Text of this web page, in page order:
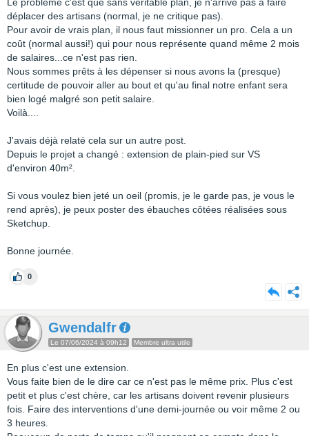
déplacer des artisans (normal, je ne critique pas).
Pour avoir de vrais plan, il nous faut missionner un pro. Cela a un
coût (normal aussi!) qui pour nous représente quand même 2 mois
de salaires...ce n'est pas rien.
Nous sommes prêts à les dépenser si nous avons la (presque)
certitude de pouvoir aller au bout et qu'au final notre enfant sera
bien logé malgré son petit salaire.
Voilà....
J'avais déjà relaté cela sur un autre post.
Depuis le projet a changé : extension de plain-pied sur VS
d'environ 40m².
Si vous voulez bien jeté un oeil (promis, je le garde pas, je vous le
rend après), je peux poster des ébauches côtées réalisées sous
Sketchup.
Bonne journée.
0
Gwendalfr
Le 07/06/2024 à 09h12 Membre ultra utile
En plus c'est une extension.
Vous faite bien de le dire car ce n'est pas le même prix. Plus c'est
petit et plus c'est chère, car les artisans doivent revenir plusieurs
fois. Faire des interventions d'une demi-journée ou voir même 2 ou
3 heures.